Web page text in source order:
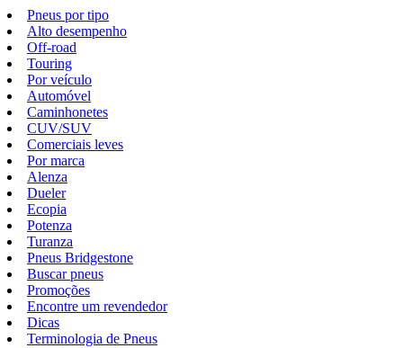
Pneus por tipo
Alto desempenho
Off-road
Touring
Por veículo
Automóvel
Caminhonetes
CUV/SUV
Comerciais leves
Por marca
Alenza
Dueler
Ecopia
Potenza
Turanza
Pneus Bridgestone
Buscar pneus
Promoções
Encontre um revendedor
Dicas
Terminologia de Pneus